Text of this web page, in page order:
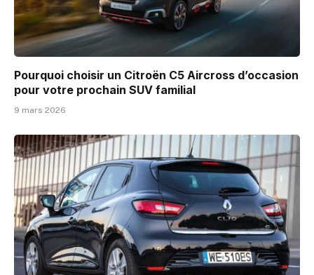
Pourquoi choisir un Citroën C5 Aircross d’occasion
pour votre prochain SUV familial
9 mars 2026